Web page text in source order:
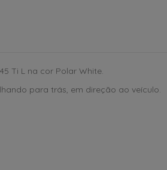
Ti L na cor Polar White.
para trás, em direção ao veículo.